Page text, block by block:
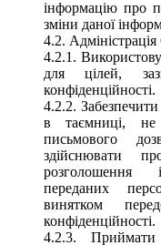
інформацію про
зміни даної
4.2.
4.2.1.
для цілей,
конфіденційності.
4.2.2. Забезпечити
в таємниці, не
письмового
здійснювати
переданих
винятком
конфіденційності.
4.2.3. Приймати